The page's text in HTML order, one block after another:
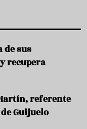
de sus
recupera
referente
Guijuelo